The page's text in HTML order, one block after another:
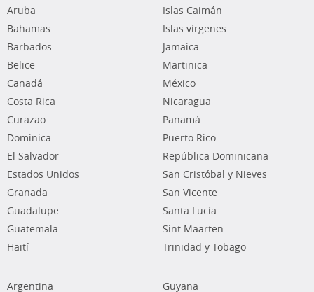
Aruba
Bahamas
Barbados
Belice
Canadá
Costa Rica
Curazao
Dominica
El Salvador
Estados Unidos
Granada
Guadalupe
Guatemala
Haití
Islas Caimán
Islas vírgenes
Jamaica
Martinica
México
Nicaragua
Panamá
Puerto Rico
República Dominicana
San Cristóbal y Nieves
San Vicente
Santa Lucía
Sint Maarten
Trinidad y Tobago
Argentina
Guyana